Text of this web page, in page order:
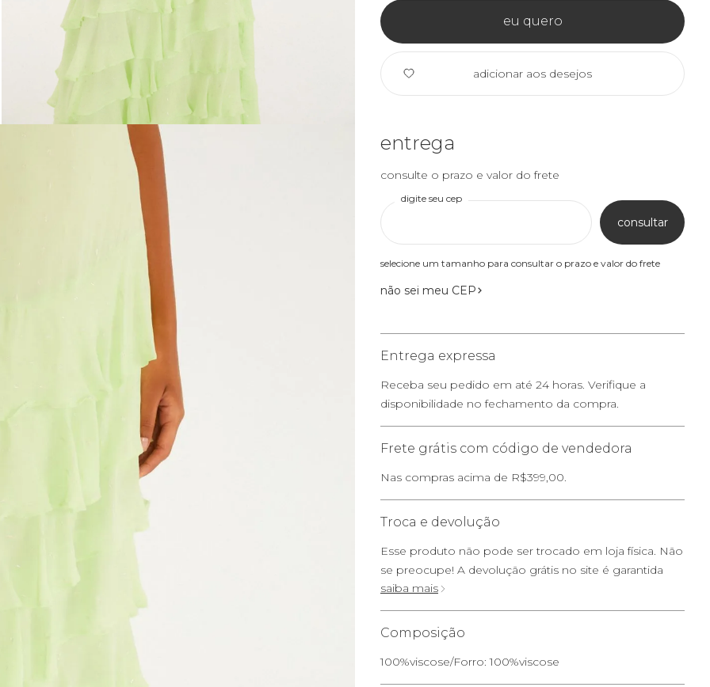
eu quero
adicionar aos desejos
entrega
consulte o prazo e valor do frete
digite seu cep
consultar
selecione um tamanho para consultar o prazo e valor do frete
não sei meu CEP
Entrega expressa
Receba seu pedido em até 24 horas. Verifique a
disponibilidade no fechamento da compra.
Frete grátis com código de vendedora
Nas compras acima de R$399,00.
Troca e devolução
Esse produto não pode ser trocado em loja física. Não
se preocupe! A devolução grátis no site é garantida
saiba mais
Composição
100%viscose/Forro: 100%viscose